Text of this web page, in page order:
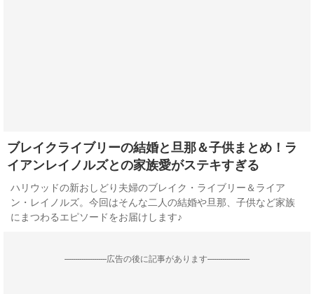
ブレイクライブリーの結婚と旦那＆子供まとめ！ラ
イアンレイノルズとの家族愛がステキすぎる
ハリウッドの新おしどり夫婦のブレイク・ライブリー＆ライア
ン・レイノルズ。今回はそんな二人の結婚や旦那、子供など家族
にまつわるエピソードをお届けします♪
--------------------広告の後に記事があります--------------------